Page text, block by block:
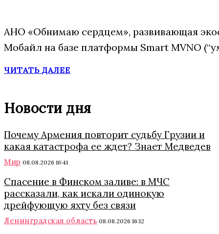
АНО «Обнимаю сердцем», развивающая
Мобайл на базе платформы Smart MVNO
ЧИТАТЬ ДАЛЕЕ
Новости дня
Почему Армения повторит судьбу Грузии и
какая катастрофа ее ждет? Знает Медведев
Мир 08.08.2026 16:41
Спасение в Финском заливе: в МЧС
рассказали, как искали одинокую
дрейфующую яхту без связи
Ленинградская область 08.08.2026 16:12